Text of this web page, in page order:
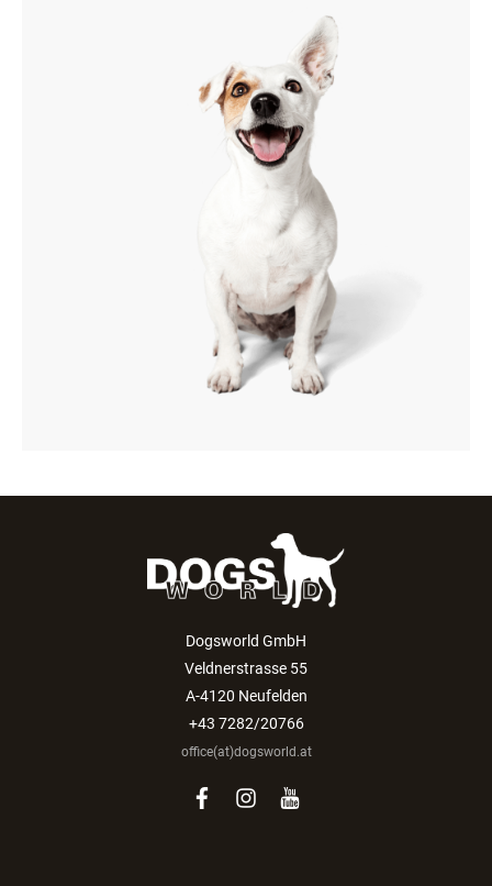
Dogsworld GmbH
Veldnerstrasse 55
A-4120 Neufelden
+43 7282/20766
office(at)dogsworld.at
facebook
instagram
youtube